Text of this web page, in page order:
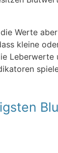
Werte
kleine
Leberwerte